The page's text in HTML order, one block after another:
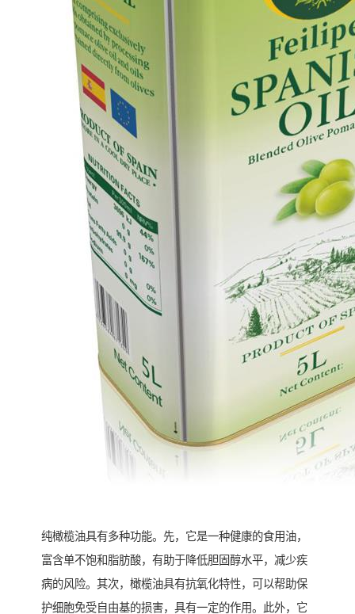
纯橄榄油具有多种功能。先，它是一种健康的食用油，
富含单不饱和脂肪酸，有助于降低胆固醇水平，减少疾
病的风险。其次，橄榄油具有抗氧化特性，可以帮助保
护细胞免受自由基的损害，具有一定的作用。此外，它